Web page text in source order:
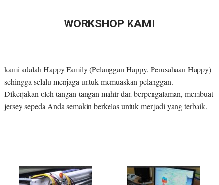
WORKSHOP KAMI
kami adalah Happy Family (Pelanggan Happy, Perusahaan Happy)
sehingga selalu menjaga untuk memuaskan pelanggan.
Dikerjakan oleh tangan-tangan mahir dan berpengalaman, membuat
jersey sepeda Anda semakin berkelas untuk menjadi yang terbaik.